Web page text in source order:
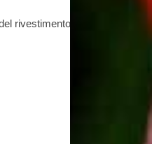
rivestimento in PU